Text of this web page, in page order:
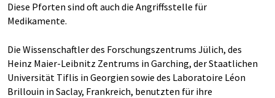
Diese Pforten sind oft auch die Angriffsstelle für
Medikamente.
Die Wissenschaftler des Forschungszentrums Jülich, des
Heinz Maier-Leibnitz Zentrums in Garching, der Staatlichen
Universität Tiflis in Georgien sowie des Laboratoire Léon
Brillouin in Saclay, Frankreich, benutzten für ihre